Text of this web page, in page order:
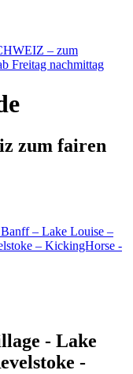
zum fairen
- Lake
-